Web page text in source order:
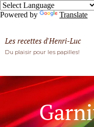
Powered by Translate
Les recettes d'Henri-Luc
Du plaisir pour les papilles!